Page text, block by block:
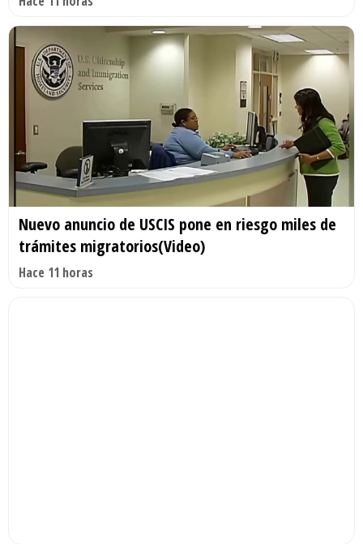
Nuevo anuncio de USCIS pone en riesgo miles de
trámites migratorios(Video)
Hace 11 horas